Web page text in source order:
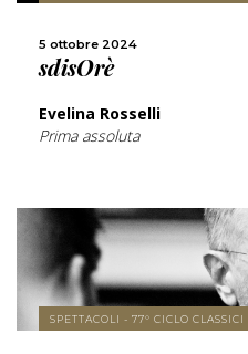
5 ottobre 2024
sdisOrè
Evelina Rosselli
Prima assoluta
SPETTACOLI - 77° CICLO CLASSICI